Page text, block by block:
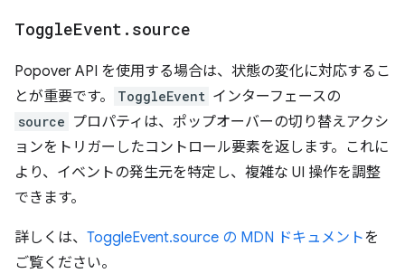
ToggleEvent . source
Popover API を使用する場合は、状態の変化に対応するこ
とが重要です。
ToggleEvent インターフェースの
source プロパティは、ポップオーバーの切り替えアクシ
ョンをトリガーしたコントロール要素を返します。これに
より、イベントの発生元を特定し、複雑な UI 操作を調整
できます。
詳しくは、 ToggleEvent.source の MDN ドキュメントを
ご覧ください。